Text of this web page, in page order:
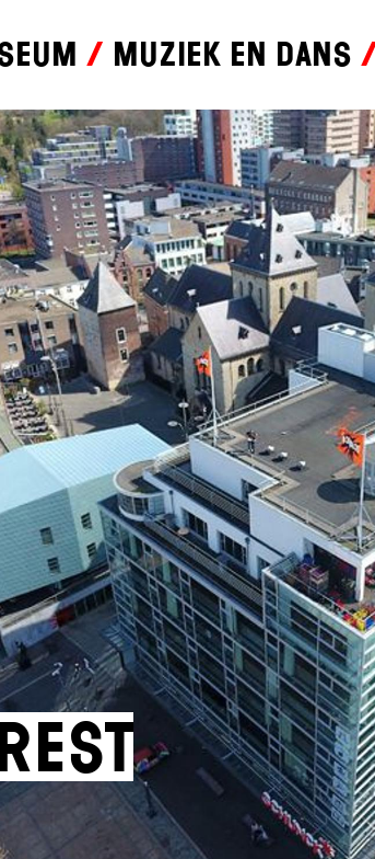
Muziek en dans
rest